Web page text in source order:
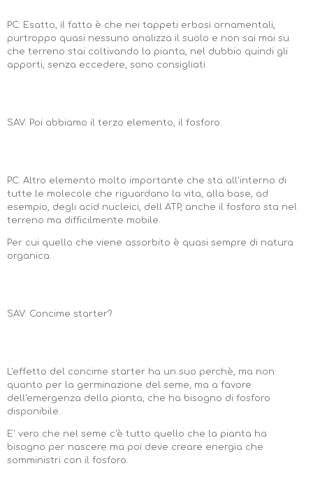
PC: Esatto, il fatto è che nei tappeti erbosi ornamentali,
purtroppo quasi nessuno analizza il suolo e non sai mai su
che terreno stai coltivando la pianta, nel dubbio quindi gli
apporti, senza eccedere, sono consigliati.
SAV: Poi abbiamo il terzo elemento, il fosforo.
PC: Altro elemento molto importante che sta all'interno di
tutte le molecole che riguardano la vita, alla base, ad
esempio, degli acid nucleici, dell ATP, anche il fosforo sta nel
terreno ma difficilmente mobile.
Per cui quello che viene assorbito è quasi sempre di natura
organica.
SAV: Concime starter?
L'effetto del concime starter ha un suo perchè, ma non
quanto per la germinazione del seme, ma a favore
dell'emergenza della pianta, che ha bisogno di fosforo
disponibile.
E' vero che nel seme c'è tutto quello che la pianta ha
bisogno per nascere ma poi deve creare energia che
somministri con il fosforo.